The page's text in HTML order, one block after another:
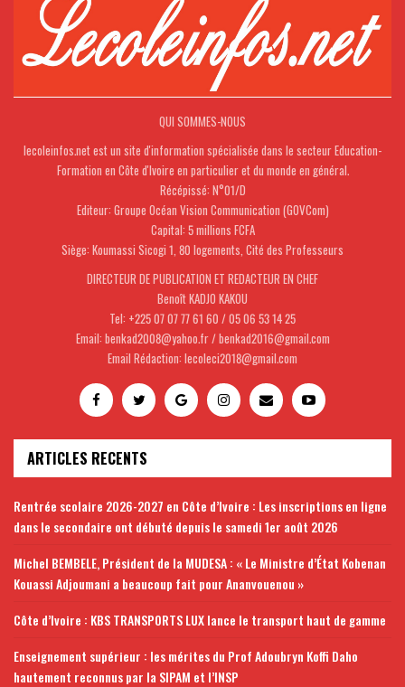
QUI SOMMES-NOUS
lecoleinfos.net est un site d'information spécialisée dans le secteur Education-
Formation en Côte d'Ivoire en particulier et du monde en général.
Récépissé: N°01/D
Editeur: Groupe Océan Vision Communication (GOVCom)
Capital: 5 millions FCFA
Siège: Koumassi Sicogi 1, 80 logements, Cité des Professeurs
DIRECTEUR DE PUBLICATION ET REDACTEUR EN CHEF
Benoît KADJO KAKOU
Tel: +225 07 07 77 61 60 / 05 06 53 14 25
Email: benkad2008@yahoo.fr / benkad2016@gmail.com
Email Rédaction: lecoleci2018@gmail.com
ARTICLES RECENTS
Rentrée scolaire 2026-2027 en Côte d’Ivoire : Les inscriptions en ligne
dans le secondaire ont débuté depuis le samedi 1er août 2026
Michel BEMBELE, Président de la MUDESA : « Le Ministre d’État Kobenan
Kouassi Adjoumani a beaucoup fait pour Ananvouenou »
Côte d’Ivoire : KBS TRANSPORTS LUX lance le transport haut de gamme
Enseignement supérieur : les mérites du Prof Adoubryn Koffi Daho
hautement reconnus par la SIPAM et l’INSP